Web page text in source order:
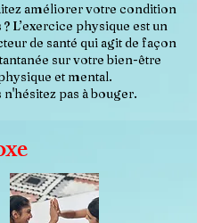
améliorer votre condition
L’exercice physique est un
de santé qui agit de façon
sur votre bien-être
et mental.
pas à bouger.